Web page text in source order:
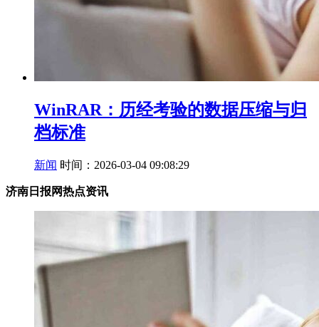
WinRAR：历经考验的数据压缩与归
档标准
新闻 时间：2026-03-04 09:08:29
济南日报网热点资讯